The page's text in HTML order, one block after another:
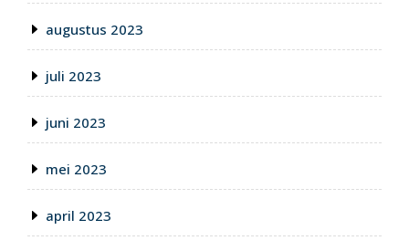
augustus 2023
juli 2023
juni 2023
mei 2023
april 2023